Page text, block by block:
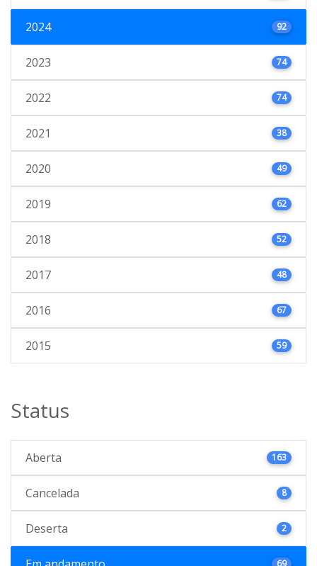
2024 92
2023 74
2022 74
2021 38
2020 49
2019 62
2018 52
2017 48
2016 67
2015 59
Status
Aberta 163
Cancelada 8
Deserta 2
69